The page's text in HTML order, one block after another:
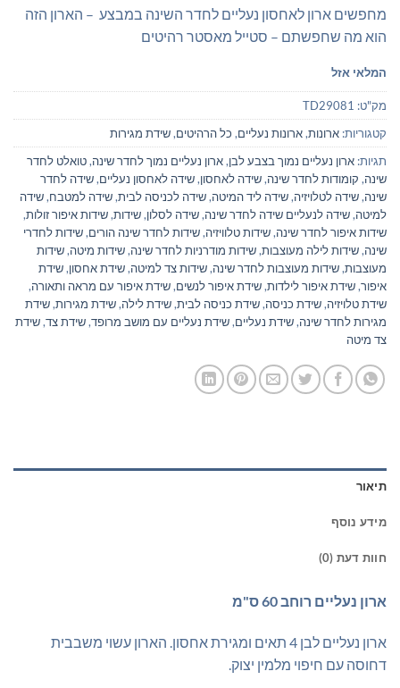
מחפשים ארון לאחסון נעליים לחדר השינה במבצע – הארון הזה
הוא מה שחפשתם – סטייל מאסטר רהיטים
המלאי אזל
מק"ט: TD29081
קטגוריות: ארונות,ארונות נעליים, כל הרהיטים,שידת מגירות
תגיות: ארון נעליים נמוך בצבע לבן,ארון נעליים נמוך לחדר שינה,טואלט לחדר
שינה, קומודות לחדר שינה,שידה לאחסון,שידה לאחסון נעליים,שידה לחדר
שינה,שידה לטלויזיה,שידה ליד המיטה,שידה לכניסה לבית,שידה למטבח,שידה
למיטה,שידה לנעליים שידה לחדר שינה,שידה לסלון,שידות,שידות איפור זולות,
שידות איפור לחדר שינה,שידות טלוויזיה,שידות לחדר שינה הורים,שידות לחדרי
שינה,שידות לילה מעוצבות,שידות מודרניות לחדר שינה,שידות מיטה,שידות
מעוצבות,שידות מעוצבות לחדר שינה,שידות צד למיטה,שידת אחסון,שידת
איפור,שידת איפור לילדות,שידת איפור לנשים,שידת איפור עם מראה ותאורה,
שידת טלויזיה,שידת כניסה,שידת כניסה לבית,שידת לילה,שידת מגירות,שידת
מגירות לחדר שינה,שידת נעליים,שידת נעליים עם מושב מרופד,שידת צד,שידת
צד מיטה
תיאור
מידע נוסף
חוות דעת (0)
ארון נעליים רוחב 60 ס"מ
ארון נעליים לבן 4 תאים ומגירת אחסון. הארון עשוי משבבית
דחוסה עם חיפוי מלמין יצוק.